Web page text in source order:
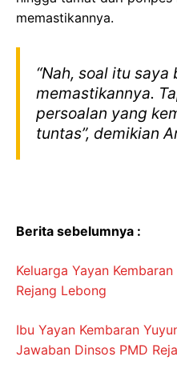
memastikannya.
“Nah, soal itu saya
memastikannya.
persoalan yang
tuntas”, demikian
Berita sebelumnya :
Keluarga Yayan
Rejang Lebong
Ibu Yayan Kembaran
Jawaban Dinsos PMD